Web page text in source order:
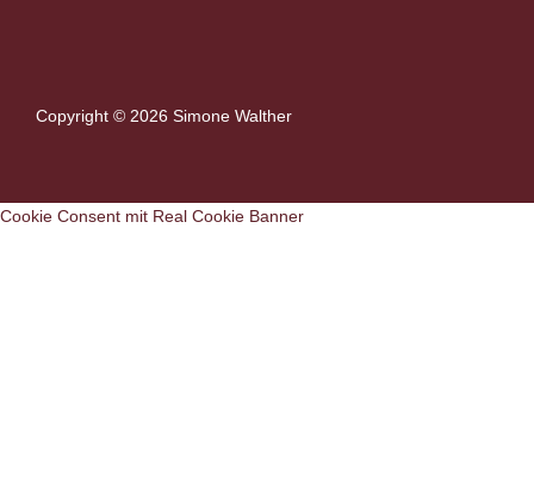
Copyright © 2026 Simone Walther
Cookie Consent mit Real Cookie Banner